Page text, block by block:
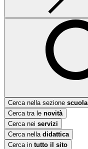
Cerca nella sezione scuola
Cerca tra le novità
Cerca nei servizi
Cerca nella didattica
Cerca in tutto il sito